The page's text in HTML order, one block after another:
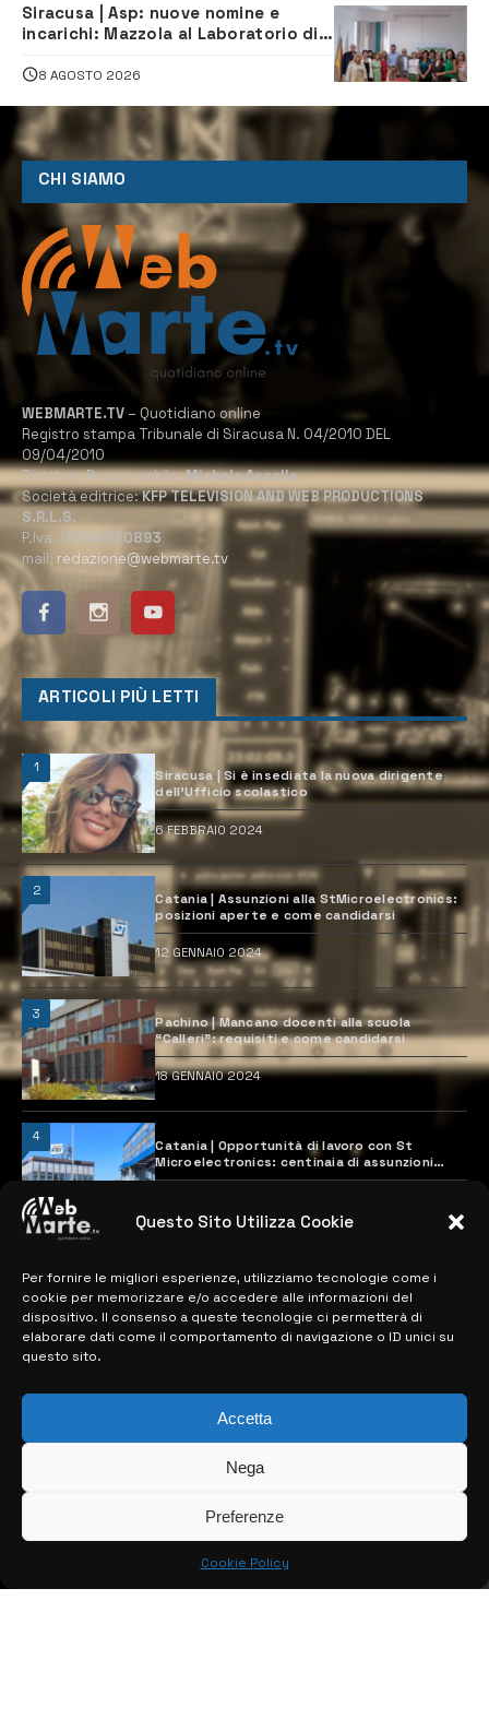
Questo Sito Utilizza Cookie
Per fornire le migliori esperienze, utilizziamo tecnologie come i
cookie per memorizzare e/o accedere alle informazioni del
dispositivo. Il consenso a queste tecnologie ci permetterà di
elaborare dati come il comportamento di navigazione o ID unici su
questo sito.
Accetta
Nega
Preferenze
Cookie Policy
Siracusa | Asp: nuove nomine e
incarichi: Mazzola al Laboratorio di
Servizio Legale
8 AGOSTO 2026
CHI SIAMO
WEBMARTE.TV – Quotidiano online
Registro stampa Tribunale di Siracusa N. 04/2010 DEL
09/04/2010
Direttore Responsabile:Michele Accolla
Società editrice:KFP TELEVISION AND WEB PRODUCTIONS
S.R.L.S.
P.Iva: 02184950893
mail: redazione@webmarte.tv
ARTICOLI PIÙ LETTI
1
Siracusa | Si è insediata la nuova dirigente
dell’Ufficio scolastico
6 FEBBRAIO 2024
2
Catania | Assunzioni alla StMicroelectronics:
posizioni aperte e come candidarsi
12 GENNAIO 2024
3
Pachino | Mancano docenti alla scuola
“Calleri”: requisiti e come candidarsi
18 GENNAIO 2024
4
Catania | Opportunità di lavoro con St
Microelectronics: centinaia di assunzioni
previste
MAPPA DEL SITO
> NOTIZIE